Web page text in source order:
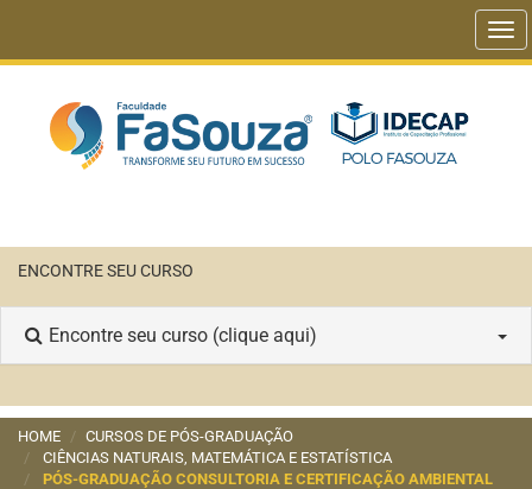
ENCONTRE SEU CURSO
Encontre seu curso (clique aqui)
HOME
CURSOS DE PÓS-GRADUAÇÃO
CIÊNCIAS NATURAIS, MATEMÁTICA E ESTATÍSTICA
PÓS-GRADUAÇÃO CONSULTORIA E CERTIFICAÇÃO AMBIENTAL